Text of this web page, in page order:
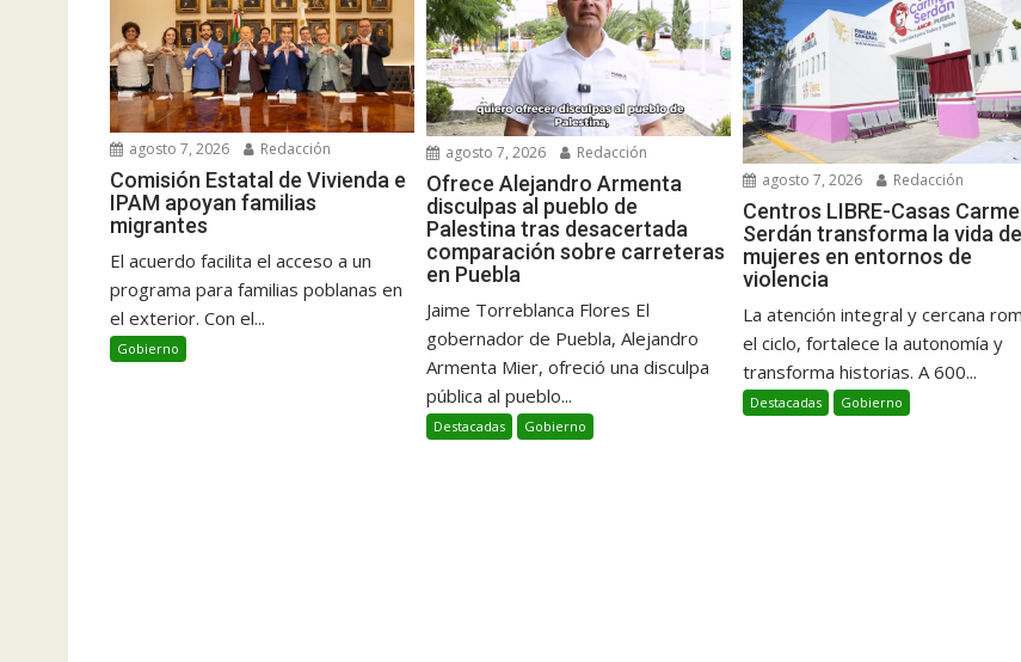
agosto 7, 2026 Redacción
Comisión Estatal de Vivienda e
IPAM apoyan familias
migrantes
El acuerdo facilita el acceso a un
programa para familias poblanas en
el exterior. Con el...
Gobierno
agosto 7, 2026 Redacción
Ofrece Alejandro Armenta
disculpas al pueblo de
Palestina tras desacertada
comparación sobre carreteras
en Puebla
Jaime Torreblanca Flores El
gobernador de Puebla, Alejandro
Armenta Mier, ofreció una disculpa
pública al pueblo...
Destacadas Gobierno
agosto 7, 2026 Redacción
Centros LIBRE-Casas
Serdán transforma la vida de
mujeres en entornos de
violencia
La atención integral y cercana
el ciclo, fortalece la autonomía y
transforma historias. A 600...
Destacadas Gobierno